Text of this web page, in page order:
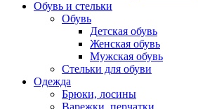
Обувь и стельки
Обувь
Детская обувь
Женская обувь
Мужская обувь
Стельки для обуви
Одежда
Брюки, лосины